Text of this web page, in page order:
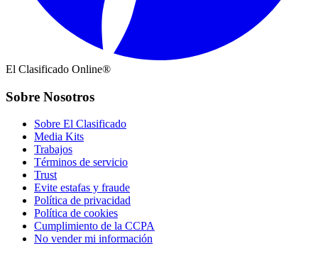
El Clasificado Online®
Sobre Nosotros
Sobre El Clasificado
Media Kits
Trabajos
Términos de servicio
Trust
Evite estafas y fraude
Política de privacidad
Política de cookies
Cumplimiento de la CCPA
No vender mi información